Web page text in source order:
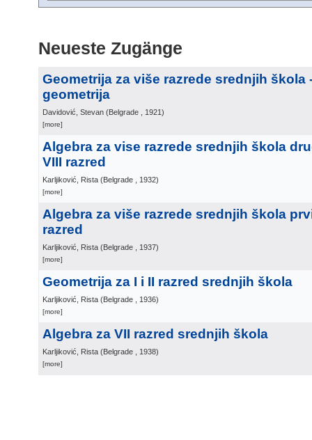
Neueste Zugänge
Geometrija za više razrede srednjih škola
geometrija
Davidović, Stevan (Belgrade , 1921)
[more]
Algebra za vise razrede srednjih škola
VIII razred
Karljiković, Rista (Belgrade , 1932)
[more]
Algebra za više razrede srednjih škola
razred
Karljiković, Rista (Belgrade , 1937)
[more]
Geometrija za I i II razred srednjih škola
Karljiković, Rista (Belgrade , 1936)
[more]
Algebra za VII razred srednjih škola
Karljiković, Rista (Belgrade , 1938)
[more]